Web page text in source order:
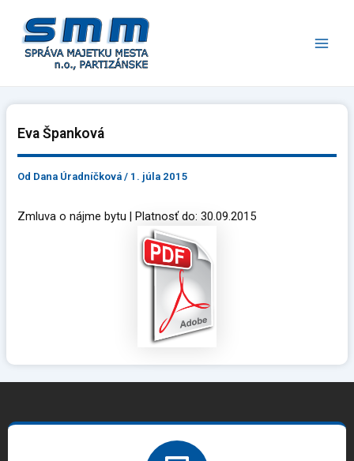
obsah
Eva Španková
Od Dana Úradníčková/ 1. júla 2015
Zmluva o nájme bytu | Platnosť do: 30.09.2015